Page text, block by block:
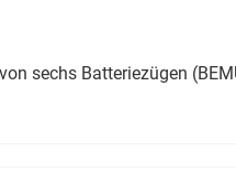
sechs Batteriezügen